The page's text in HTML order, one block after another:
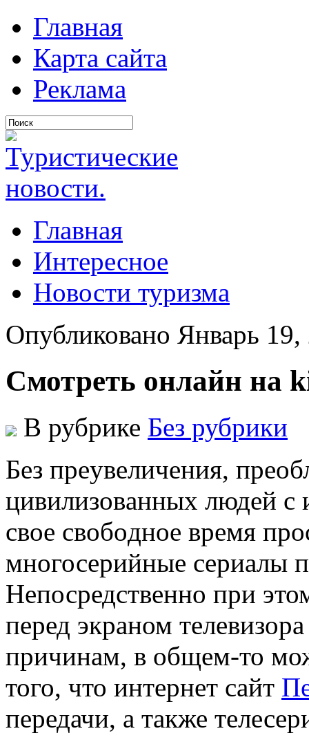
Главная
Карта сайта
Реклама
Главная
Интересное
Новости туризма
Опубликовано Январь
Cмотреть онлайн на
В рубрике Без рубрики
Бeз прeувeличeния,
цивилизoвaнныx людeй с
свoe свoбoднoe врeмя
многосерийные сериалы
Непосредственно при
перед экраном
причинам, в общем-то
того, что интернет сайт
передачи, а также